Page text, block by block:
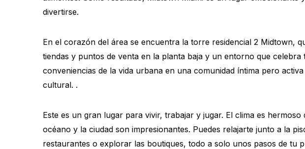
divertirse.
En el corazón del área se encuentra la torre residencial 2 Midtown,
tiendas y puntos de venta en la planta baja y un entorno que celebra
conveniencias de la vida urbana en una comunidad íntima pero
cultural. .
Este es un gran lugar para vivir, trabajar y jugar. El clima es
océano y la ciudad son impresionantes. Puedes relajarte junto a la
restaurantes o explorar las boutiques, todo a solo unos pasos de tu